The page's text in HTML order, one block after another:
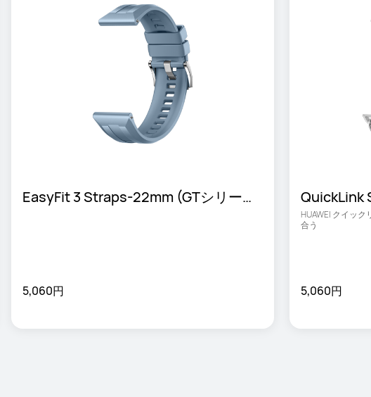
EasyFit 3 Straps-22mm (GTシリーズ
5,060円
QuickLink
HUAWEI クイッ
合う
5,060円